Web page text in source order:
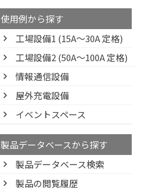
使用例から探す
工場設備1 (15A〜30A 定格)
工場設備2 (50A〜100A 定格)
情報通信設備
屋外充電設備
イベントスペース
製品データベースから探す
製品データベース検索
製品の閲覧履歴